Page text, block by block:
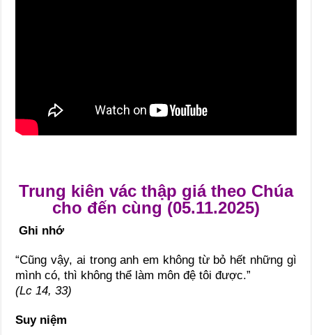
Trung kiên vác thập giá theo Chúa
cho đến cùng (05.11.2025)
Ghi nhớ
“Cũng vậy, ai trong anh em không từ bỏ hết những gì
mình có, thì không thể làm môn đệ tôi được.”
(Lc 14, 33)
Suy niệm